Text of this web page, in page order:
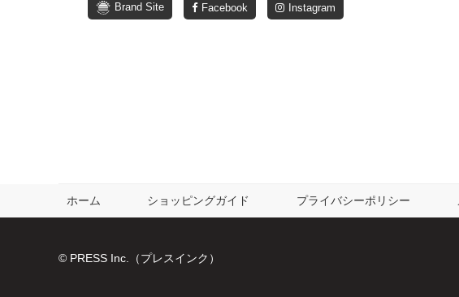
Brand Site Facebook Instagram
ホーム ショッピングガイド プライバシーポリシー
© PRESS Inc.（プレスインク）